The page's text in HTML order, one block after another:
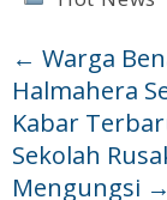
← Warga
Halmahera
Kabar
Sekolah
Mengungsi →